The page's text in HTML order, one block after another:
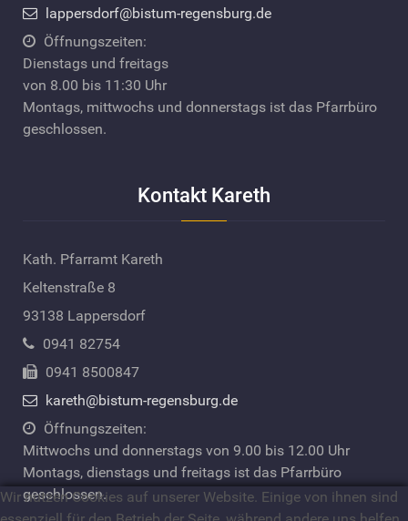
lappersdorf@bistum-regensburg.de
Öffnungszeiten:
Dienstags und freitags
von 8.00 bis 11:30 Uhr
Montags, mittwochs und donnerstags ist das Pfarrbüro
geschlossen.
Kontakt Kareth
Kath. Pfarramt Kareth
Keltenstraße 8
93138 Lappersdorf
0941 82754
0941 8500847
kareth@bistum-regensburg.de
Öffnungszeiten:
Mittwochs und donnerstags von 9.00 bis 12.00 Uhr
Montags, dienstags und freitags ist das Pfarrbüro
geschlossen.
Wir nutzen Cookies auf unserer Website. Einige von ihnen sind